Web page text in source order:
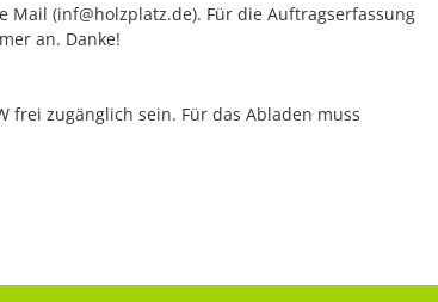
Mail (inf@holzplatz.de). Für die Auftragserfassung
an. Danke!
frei zugänglich sein. Für das Abladen muss